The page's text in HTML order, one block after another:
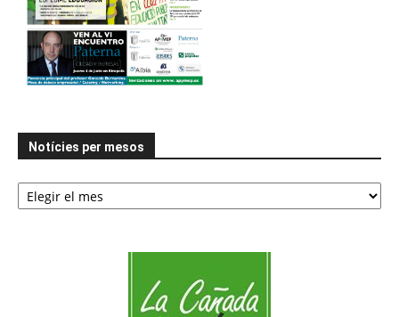
Notícies per mesos
Notícies
per